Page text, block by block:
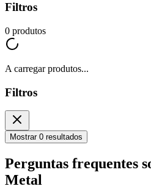
Filtros
0 produtos
A carregar produtos...
Filtros
Mostrar 0 resultados
Perguntas frequentes
Metal